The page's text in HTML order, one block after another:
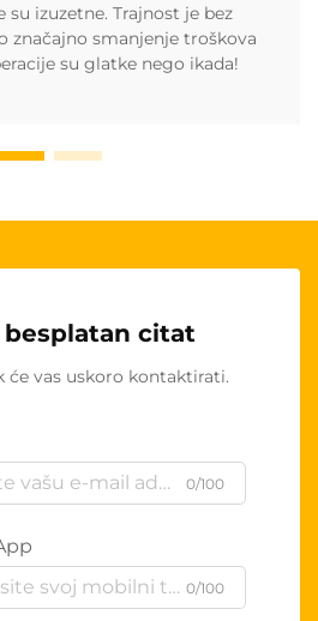
su izuzetne. Trajnost je bez
značajno smanjenje troškova
su glatke nego ikada!
citat
će vas uskoro kontaktirati.
0/100
0/100